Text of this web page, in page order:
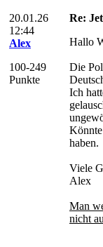
20.01.26
12:44
Alex
100-249
Punkte
Re:
Hallo
Die
Ich
haben.
Viele
Alex
Man
nicht